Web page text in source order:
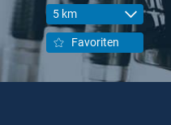
5 km
Favoriten